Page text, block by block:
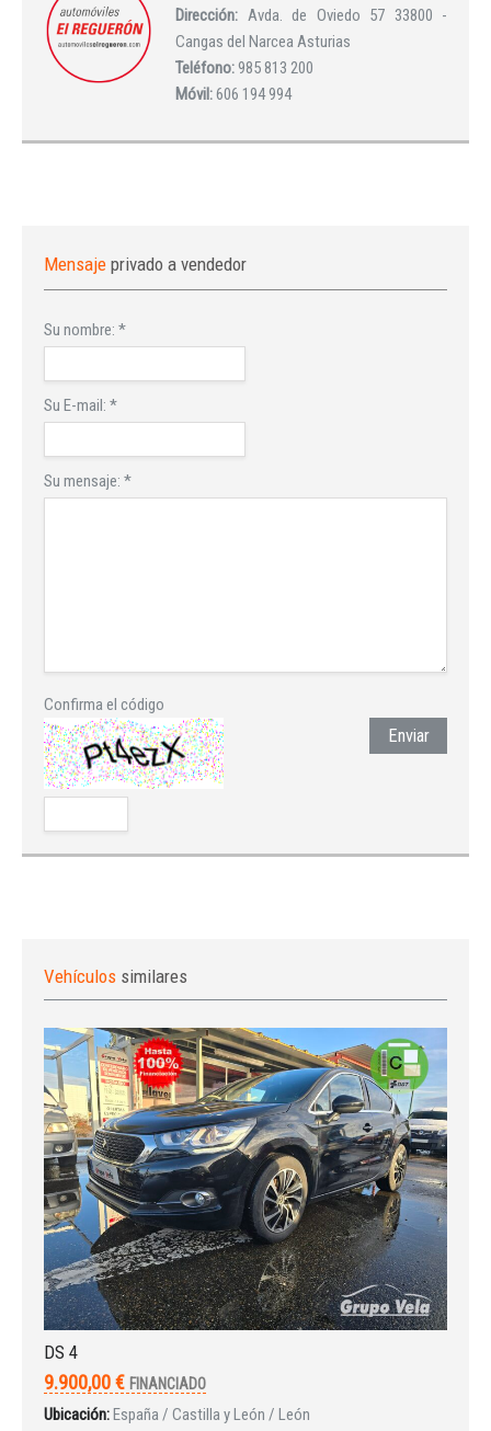
Dirección: Avda. de Oviedo 57 33800 -
Cangas del Narcea Asturias
Teléfono:985 813 200
Móvil:606 194 994
Mensaje privado a vendedor
Su nombre: *
Su E-mail: *
Su mensaje: *
Confirma el código
Enviar
Vehículos similares
DS 4
9.900,00 € FINANCIADO
Ubicación:España / Castilla y León / León